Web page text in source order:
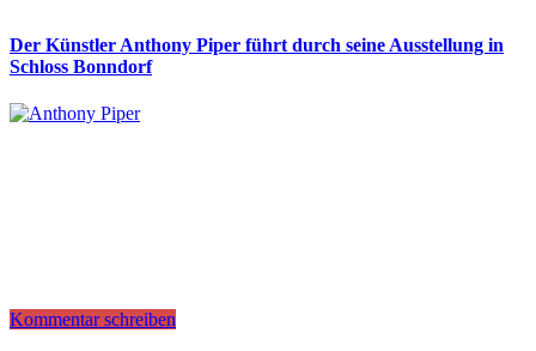
Der Künstler Anthony Piper führt durch seine Ausstellung in
Schloss Bonndorf
Kommentar schreiben